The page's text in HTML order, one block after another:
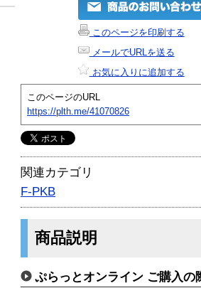
このページを印刷する
メールでURLを送る
お気に入りに追加する
このページのURL
https://plth.me/41070826
関連カテゴリ
F-PKB
商品説明
ぷらっとオンライン ご購入の